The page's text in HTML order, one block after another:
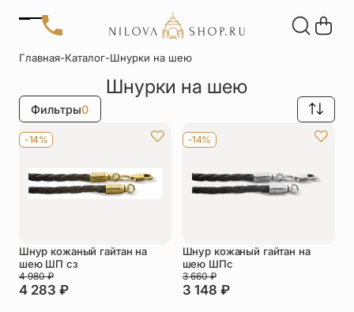
Позвонить
+7 (909) 266-60-48
+7 (906) 655-37-20
Автомобильные
иконы
Браслеты
Детские
Запонки
Кольца
Настольные
крестики
иконы
Образки
именные
Подвески
Отзывы
Статьи
Главная-Каталог-Шнурки на шею
Шнурки на шею
Фильтры0
-14%
Шнур кожаный гайтан на
шею ШП сз
4 283 ₽
4 980₽
-14%
Шнур кожаный гайтан на
шею ШПс
3 148 ₽
3 660₽